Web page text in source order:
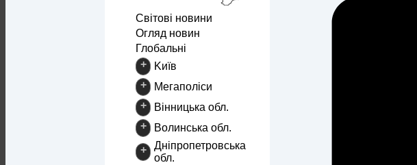
Світові новини
Огляд новин
Глобальні
+
Kиїв
+
Mегаполіси
+
Вінницька обл.
+
Волинська обл.
+
Дніпропетровська
обл.